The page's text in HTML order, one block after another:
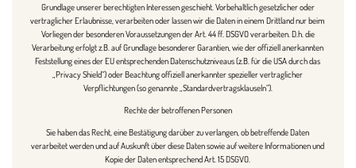
Grundlage unserer berechtigten Interessen geschieht. Vorbehaltlich gesetzlicher oder
vertraglicher Erlaubnisse, verarbeiten oder lassen wir die Daten in einem Drittland nur beim
Vorliegen der besonderen Voraussetzungen der Art. 44 ff. DSGVO verarbeiten. D.h. die
Verarbeitung erfolgt z.B. auf Grundlage besonderer Garantien, wie der offiziell anerkannten
Feststellung eines der EU entsprechenden Datenschutzniveaus (z.B. für die USA durch das
„Privacy Shield“) oder Beachtung offiziell anerkannter spezieller vertraglicher
Verpflichtungen (so genannte „Standardvertragsklauseln“).
Rechte der betroffenen Personen
Sie haben das Recht, eine Bestätigung darüber zu verlangen, ob betreffende Daten
verarbeitet werden und auf Auskunft über diese Daten sowie auf weitere Informationen und
Kopie der Daten entsprechend Art. 15 DSGVO.